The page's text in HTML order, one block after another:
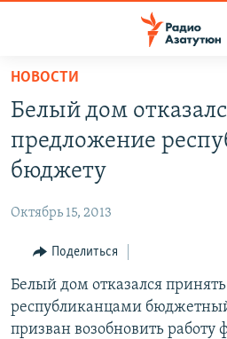
Перейти
основному
содержанию
Перейти
основной
навигации
Перейти
поиску
ПОЛИТИКА
ЭКОНОМИКА
РЕГИОН
НАГОРНЫЙ КАРАБАХ
КУЛЬТУРА
НОВОСТИ
Белый дом
предложение
бюджету
Октябрь 15, 2013
Поделиться
Белый дом отказался
республиканцами
призван возобновить работу